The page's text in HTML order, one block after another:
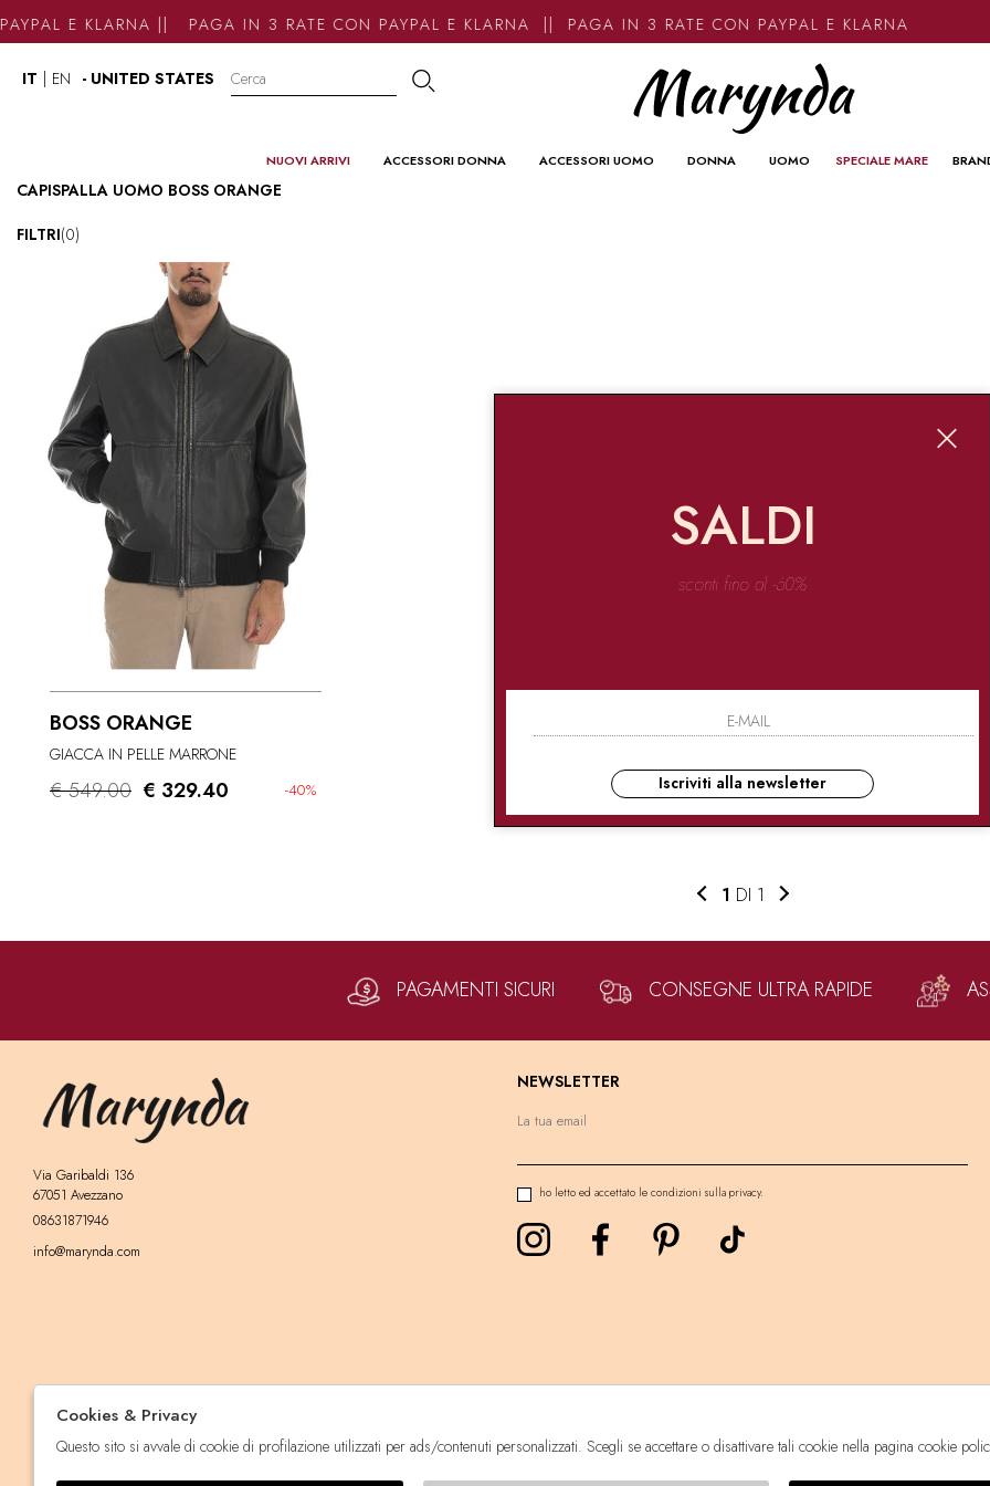
E KLARNA || PAGA IN 3 RATE CON PAYPAL E KLARNA || PAGA IN 3 RATE CON PAYPAL E KLARNA
IT EN - UNITED STATES
NUOVI ARRIVI ACCESSORI DONNA ACCESSORI UOMO DONNA UOMO SPECIALE MARE
CAPISPALLA UOMO BOSS ORANGE
FILTRI(0)
BOSS ORANGE
GIACCA IN PELLE MARRONE
€ 549.00 -40%
€ 329.40
1 DI 1
PAGAMENTI SICURI CONSEGNE ULTRA RAPIDE
Via Garibaldi 136
67051 Avezzano
08631871946
info@marynda.com
NEWSLETTER
ho letto ed accettato le condizioni sulla privacy.
SALDI
sconti fino al -60%
Iscriviti alla newsletter
Cookies & Privacy
Questo sito si avvale di cookie di profilazione utilizzati per ads/contenuti personalizzati. Scegli se accettare o disattivare tali cookie nella pagina cookie